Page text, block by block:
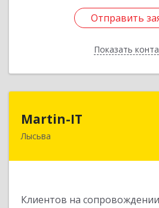
Отправить
Показать
Отправить
Назад
Martin-IT
Лысьва
Клиентов на сопровождении
618900, Пермский край,